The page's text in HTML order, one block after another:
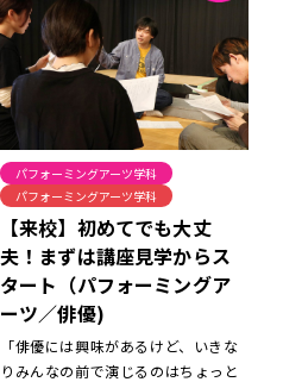
パフォーミングアーツ学科
パフォーミングアーツ学科
【来校】初めてでも大丈
夫！まずは講座見学からス
タート（パフォーミングア
ーツ／俳優)
「俳優には興味があるけど、いきな
りみんなの前で演じるのはちょっと